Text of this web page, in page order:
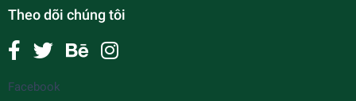
Theo dõi chúng tôi
Facebook